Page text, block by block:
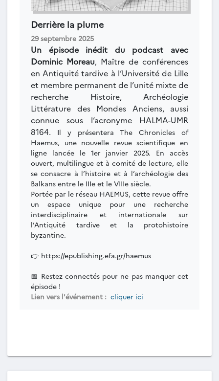
Derrière la plume
29 septembre 2025
Un épisode inédit du podcast avec
Dominic Moreau, Maître de conférences
en Antiquité tardive à l’Université de Lille
et membre permanent de l’unité mixte de
recherche Histoire, Archéologie
Littérature des Mondes Anciens, aussi
connue sous l’acronyme HALMA-UMR
8164.
Il y présentera The Chronicles of
Haemus, une nouvelle revue scientifique en
ligne lancée le 1er janvier 2025. En accès
ouvert, multilingue et à comité de lecture, elle
se consacre à l’histoire et à l’archéologie des
Balkans entre le IIIe et le VIIIe siècle.
Portée par le réseau HAEMUS, cette revue offre
un espace unique pour une recherche
interdisciplinaire et internationale sur
l’Antiquité tardive et la protohistoire
byzantine.
👉 https://epublishing.efa.gr/haemus
📅 Restez connectés pour ne pas manquer cet
épisode !
Lien vers l'événement : cliquer ici